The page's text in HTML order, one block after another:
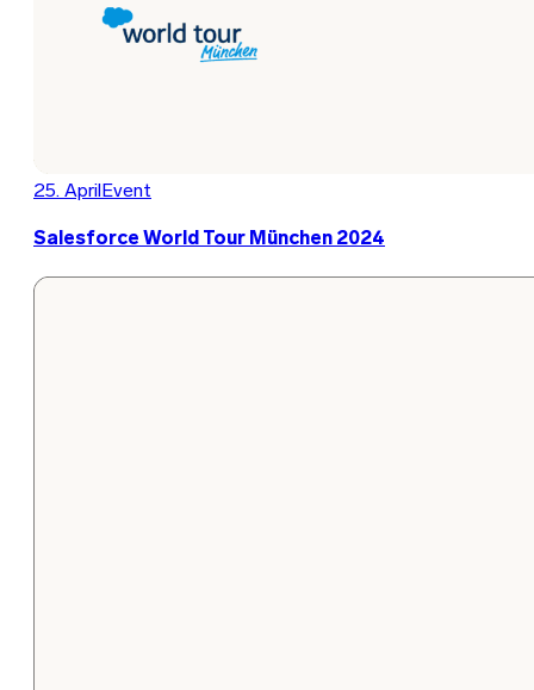
25. April Event
Salesforce World Tour München 2024